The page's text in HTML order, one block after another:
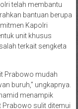
telah membantu
bantuan berupa
Kapolri
unit khusus
terkait sengketa
Prabowo mudah
buruh,” ungkapnya.
menampik
Prabowo sulit ditemui